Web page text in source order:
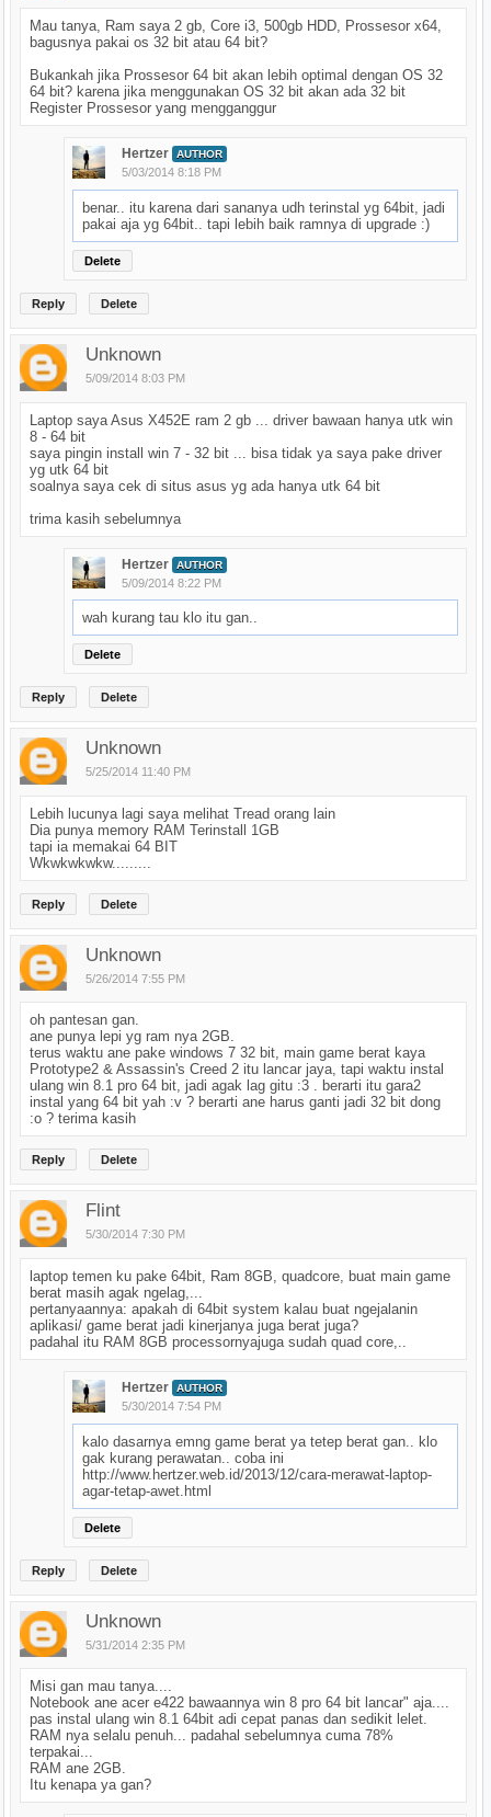
Mau tanya, Ram saya 2 gb, Core i3, 500gb HDD, Prossesor x64,
bagusnya pakai os 32 bit atau 64 bit?
Bukankah jika Prossesor 64 bit akan lebih optimal dengan OS 32
64 bit? karena jika menggunakan OS 32 bit akan ada 32 bit
Register Prossesor yang mengganggur
Hertzer AUTHOR
5/03/2014 8:18 PM
benar.. itu karena dari sananya udh terinstal yg 64bit, jadi
pakai aja yg 64bit.. tapi lebih baik ramnya di upgrade :)
Delete
Reply Delete
Unknown
5/09/2014 8:03 PM
Laptop saya Asus X452E ram 2 gb ... driver bawaan hanya utk win
8 - 64 bit
saya pingin install win 7 - 32 bit ... bisa tidak ya saya pake driver
yg utk 64 bit
soalnya saya cek di situs asus yg ada hanya utk 64 bit
trima kasih sebelumnya
Hertzer AUTHOR
5/09/2014 8:22 PM
wah kurang tau klo itu gan..
Delete
Reply Delete
Unknown
5/25/2014 11:40 PM
Lebih lucunya lagi saya melihat Tread orang lain
Dia punya memory RAM Terinstall 1GB
tapi ia memakai 64 BIT
Wkwkwkwkw.........
Reply Delete
Unknown
5/26/2014 7:55 PM
oh pantesan gan.
ane punya lepi yg ram nya 2GB.
terus waktu ane pake windows 7 32 bit, main game berat kaya
Prototype2 & Assassin's Creed 2 itu lancar jaya, tapi waktu instal
ulang win 8.1 pro 64 bit, jadi agak lag gitu :3 . berarti itu gara2
instal yang 64 bit yah :v ? berarti ane harus ganti jadi 32 bit dong
:o ? terima kasih
Reply Delete
Flint
5/30/2014 7:30 PM
laptop temen ku pake 64bit, Ram 8GB, quadcore, buat main game
berat masih agak ngelag,...
pertanyaannya: apakah di 64bit system kalau buat ngejalanin
aplikasi/ game berat jadi kinerjanya juga berat juga?
padahal itu RAM 8GB processornyajuga sudah quad core,..
Hertzer AUTHOR
5/30/2014 7:54 PM
kalo dasarnya emng game berat ya tetep berat gan.. klo
gak kurang perawatan.. coba ini
http://www.hertzer.web.id/2013/12/cara-merawat-laptop-
agar-tetap-awet.html
Delete
Reply Delete
Unknown
5/31/2014 2:35 PM
Misi gan mau tanya....
Notebook ane acer e422 bawaannya win 8 pro 64 bit lancar" aja....
pas instal ulang win 8.1 64bit adi cepat panas dan sedikit lelet.
RAM nya selalu penuh... padahal sebelumnya cuma 78%
terpakai...
RAM ane 2GB.
Itu kenapa ya gan?